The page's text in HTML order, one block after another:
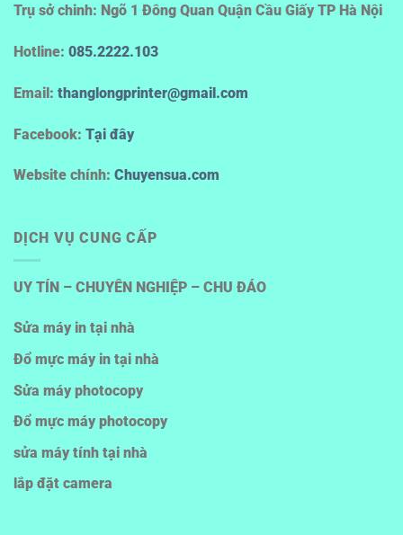
Trụ sở chinh: Ngõ 1 Đông Quan Quận Cầu Giấy TP Hà Nội
Hotline: 085.2222.103
Email: thanglongprinter@gmail.com
Facebook: Tại đây
Website chính: Chuyensua.com
DỊCH VỤ CUNG CẤP
UY TÍN – CHUYÊN NGHIỆP – CHU ĐÁO
Sửa máy in tại nhà
Đổ mực máy in tại nhà
Sửa máy photocopy
Đổ mực máy photocopy
sửa máy tính tại nhà
lắp đặt camera